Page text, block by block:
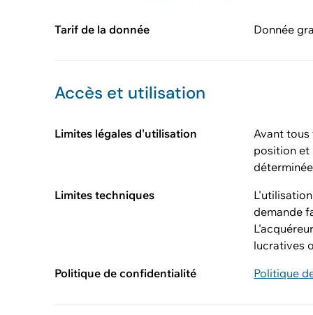
Tarif de la donnée Donnée
Accès et utilisation
Limites légales d'utilisation
Avant tous
position et
Limites techniques
demande
lucratives
Politique de confidentialité
Politique